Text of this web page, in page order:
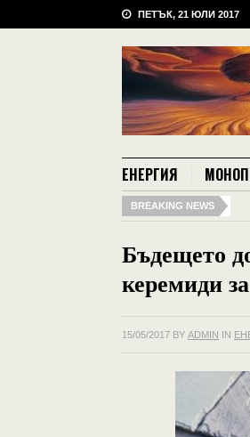
ПЕТЪК, 21 ЮЛИ 2017
ЕНЕРГИЯ
BREAKING NEWS
Бъдещето
керемиди
15/05/2017 BY ADMIN IN